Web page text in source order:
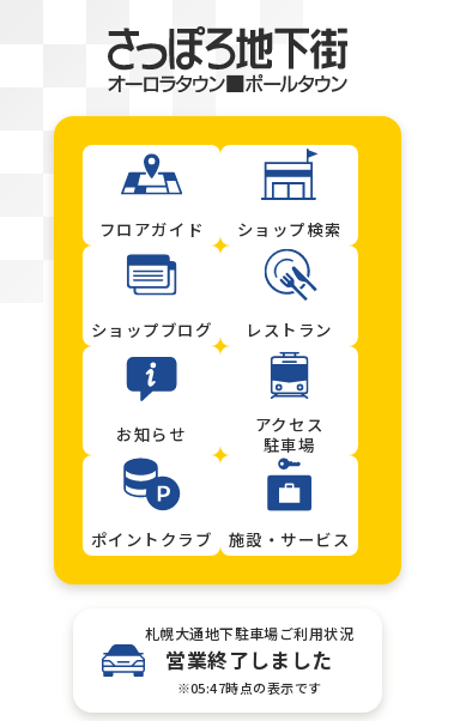
フロアガイド ショップ検索
ショップブログ レストラン
お知らせ
アクセス
駐車場
ポイントクラブ 施設・サービス
札幌大通地下駐車場ご利用状況
営業終了しました
※05:47時点の表示です